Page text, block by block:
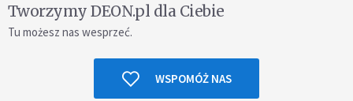
Tworzymy DEON.pl dla Ciebie
Tu możesz nas wesprzeć.
WSPOMÓŻ NAS